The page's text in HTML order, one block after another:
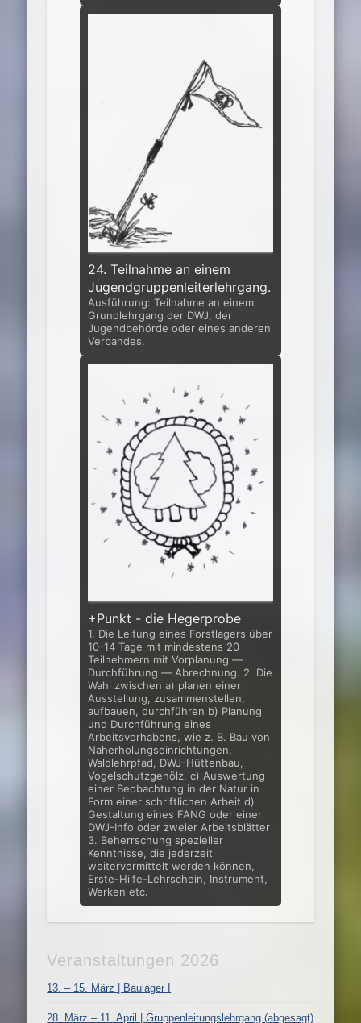
24. Teilnahme an einem
Jugendgruppenleiterlehrgang.
Ausführung: Teilnahme an einem
Grundlehrgang der DWJ, der
Jugendbehör­de oder eines anderen
Verbandes.
+Punkt - die Hegerprobe
1. Die Leitung eines Forstlagers über
10-14 Tage mit mindestens 20
Teilnehmern mit Vorplanung —
Durchführung — Abrechnung. 2. Die
Wahl zwischen a) planen einer
Ausstellung, zusammenstellen,
aufbauen, durchführen b) Planung
und Durchführung eines
Arbeitsvorhabens, wie z. B. Bau von
Naherholungseinrichtungen,
Waldlehrpfad, DWJ-Hüttenbau,
Vogel­schutzgehölz. c) Auswertung
einer Beobachtung in der Natur in
Form einer schriftlichen Arbeit d)
Gestaltung eines FANG oder einer
DWJ-Info oder zweier Arbeitsblätter
3. Beherrschung spezieller
Kenntnisse, die jederzeit
weitervermittelt werden kön­nen,
Erste-Hilfe-Lehrschein, Instrument,
Werken etc.
Veranstaltungen 2026
13. – 15. März | Baulager I
28. März – 11. April | Gruppenleitungslehrgang (abgesagt)